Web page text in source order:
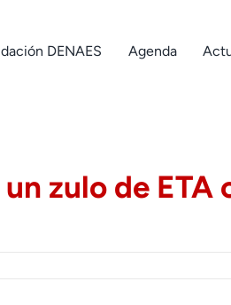
DENAES Agenda
zulo de